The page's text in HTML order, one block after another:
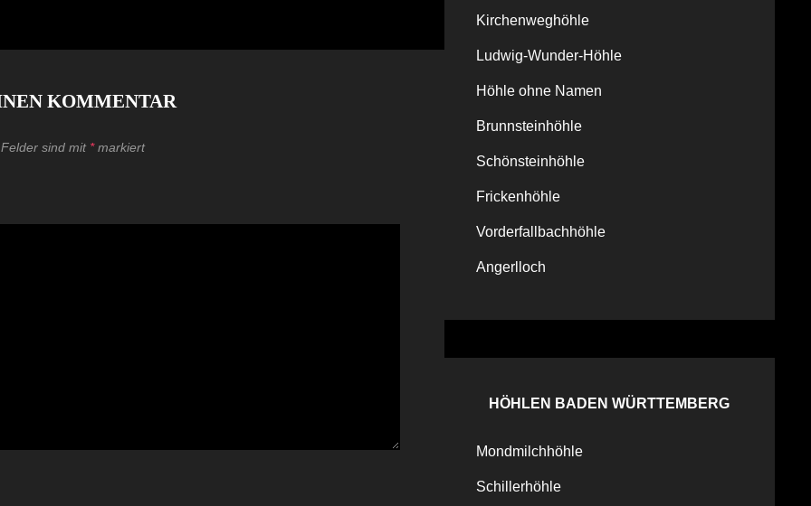
KOMMENTAR
sind mit *markiert
Kirchenweghöhle
Ludwig-Wunder-Höhle
Höhle ohne Namen
Brunnsteinhöhle
Schönsteinhöhle
Frickenhöhle
Vorderfallbachhöhle
Angerlloch
HÖHLEN BADEN WÜRTTEMBERG
Mondmilchhöhle
Schillerhöhle